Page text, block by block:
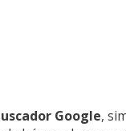
Google,